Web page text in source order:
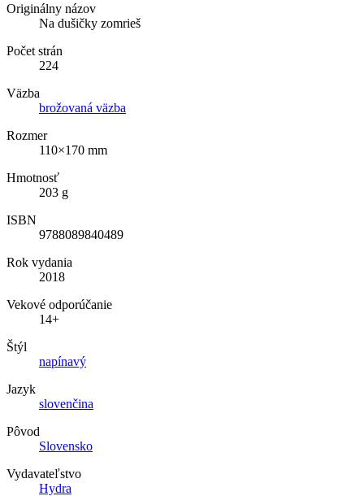
Originálny názov
Na dušičky zomrieš
Počet strán
224
Väzba
brožovaná väzba
Rozmer
110×170 mm
Hmotnosť
203 g
ISBN
9788089840489
Rok vydania
2018
Vekové odporúčanie
14+
Štýl
napínavý
Jazyk
slovenčina
Pôvod
Slovensko
Vydavateľstvo
Hydra